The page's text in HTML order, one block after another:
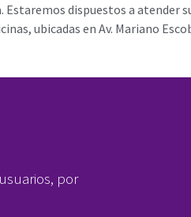
dispuestos a atender
ubicadas en Av. Mariano
por